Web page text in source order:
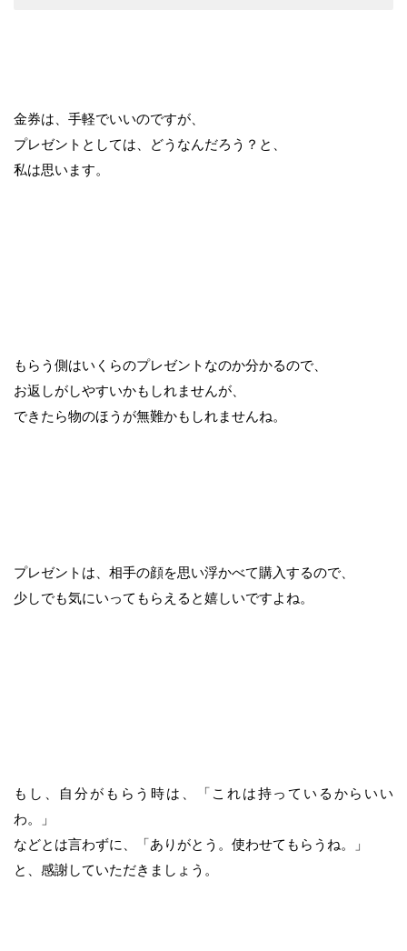
金券は、手軽でいいのですが、
プレゼントとしては、どうなんだろう？と、
私は思います。
もらう側はいくらのプレゼントなのか分かるので、
お返しがしやすいかもしれませんが、
できたら物のほうが無難かもしれませんね。
プレゼントは、相手の顔を思い浮かべて購入するので、
少しでも気にいってもらえると嬉しいですよね。
もし、自分がもらう時は、「これは持っているからいい
わ。」
などとは言わずに、「ありがとう。使わせてもらうね。」
と、感謝していただきましょう。